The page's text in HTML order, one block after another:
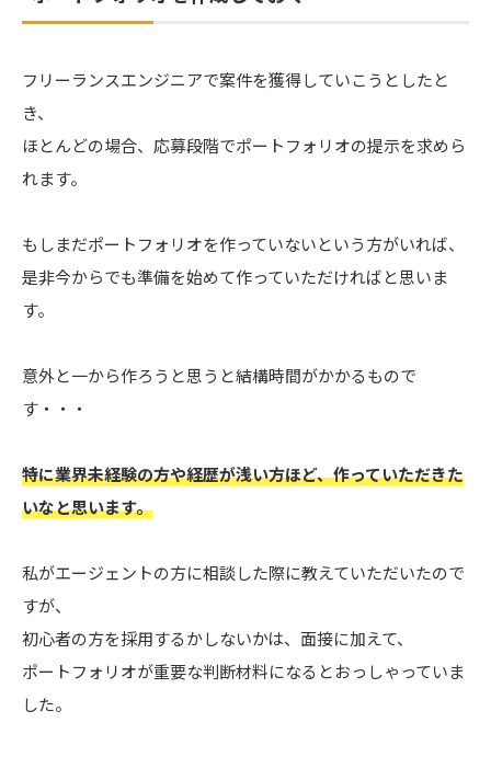
フリーランスエンジニアで案件を獲得していこうとしたと
き、
ほとんどの場合、応募段階でポートフォリオの提示を求めら
れます。
もしまだポートフォリオを作っていないという方がいれば、
是非今からでも準備を始めて作っていただければと思いま
す。
意外と一から作ろうと思うと結構時間がかかるもので
す・・・
特に業界未経験の方や経歴が浅い方ほど、作っていただきた
いなと思います。
私がエージェントの方に相談した際に教えていただいたので
すが、
初心者の方を採用するかしないかは、面接に加えて、
ポートフォリオが重要な判断材料になるとおっしゃっていま
した。